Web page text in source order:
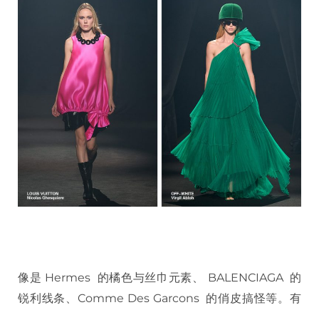
像是 Hermes 的橘色与丝巾元素、 BALENCIAGA 的
锐利线条、Comme Des Garcons 的俏皮搞怪等。有